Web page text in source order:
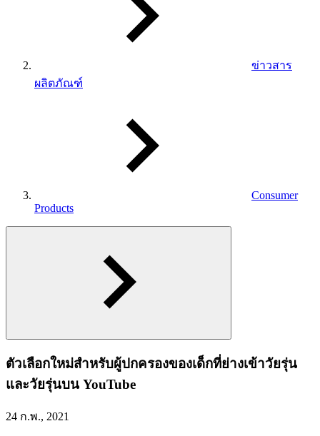
ข่าวสาร
ผลิตภัณฑ์
Consumer
Products
ตัวเลือกใหม่สำหรับผู้ปกครองของเด็กที่ย่างเข้าวัยรุ่น
และวัยรุ่นบน YouTube
24 ก.พ., 2021